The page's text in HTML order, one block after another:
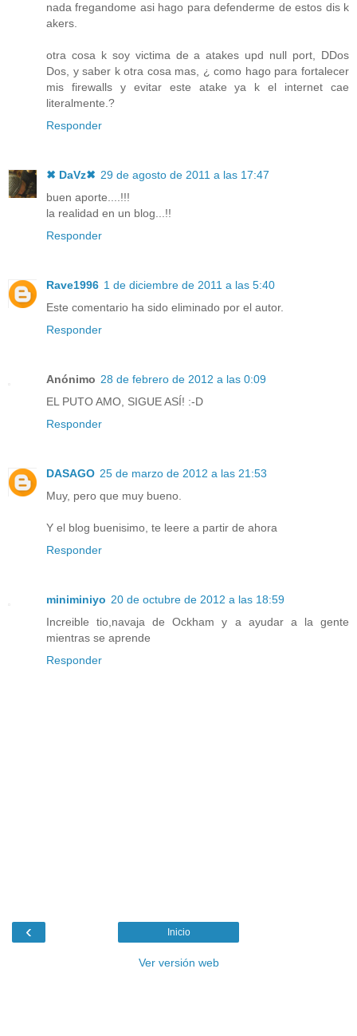
nada fregandome asi hago para defenderme de estos dis k
akers.
otra cosa k soy victima de a atakes upd null port, DDos
Dos, y saber k otra cosa mas, ¿ como hago para fortalecer
mis firewalls y evitar este atake ya k el internet cae
literalmente.?
Responder
✖ DaVz✖ 29 de agosto de 2011 a las 17:47
buen aporte....!!!
la realidad en un blog...!!
Responder
Rave1996 1 de diciembre de 2011 a las 5:40
Este comentario ha sido eliminado por el autor.
Responder
Anónimo 28 de febrero de 2012 a las 0:09
EL PUTO AMO, SIGUE ASÍ! :-D
Responder
DASAGO 25 de marzo de 2012 a las 21:53
Muy, pero que muy bueno.
Y el blog buenisimo, te leere a partir de ahora
Responder
miniminiyo 20 de octubre de 2012 a las 18:59
Increible tio,navaja de Ockham y a ayudar a la gente
mientras se aprende
Responder
‹ Inicio
Ver versión web